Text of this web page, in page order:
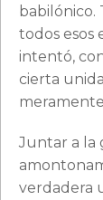
babilónico.
todos esos
intentó,
cierta
Juntar a la
verdadera